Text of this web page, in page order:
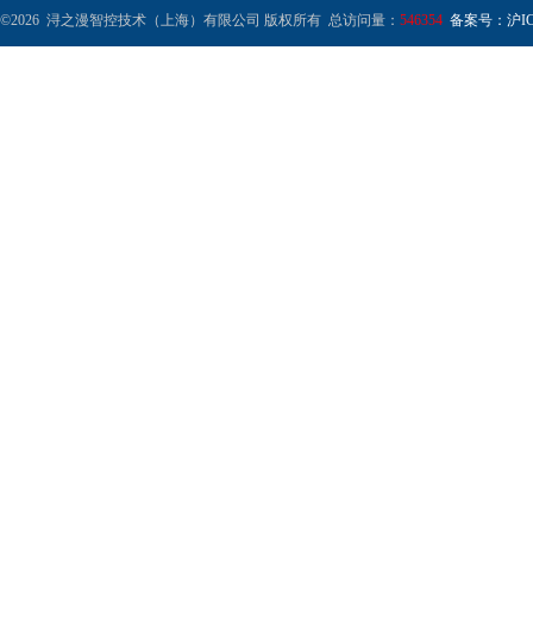
©2026 浔之漫智控技术（上海）有限公司 版权所有 总访问量： 546354 备案号：沪